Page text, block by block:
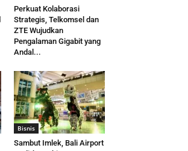
Perkuat Kolaborasi
Strategis, Telkomsel dan
ZTE Wujudkan
Pengalaman Gigabit yang
Andal...
Bisnis
Sambut Imlek, Bali Airport